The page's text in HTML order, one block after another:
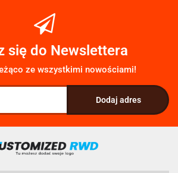
się do Newslettera
ze wszystkimi nowościami!